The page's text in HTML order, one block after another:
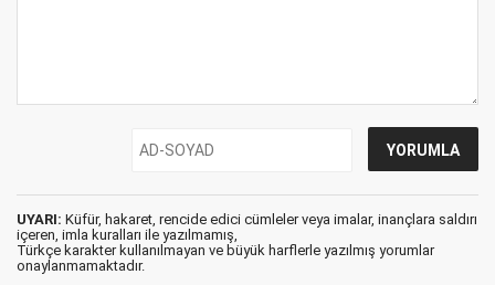
UYARI: Küfür, hakaret, rencide edici cümleler veya imalar, inançlara saldırı
içeren, imla kuralları ile yazılmamış,
Türkçe karakter kullanılmayan ve büyük harflerle yazılmış yorumlar
onaylanmamaktadır.